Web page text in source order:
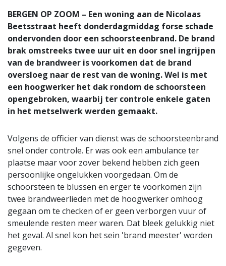
BERGEN OP ZOOM – Een woning aan de Nicolaas
Beetsstraat heeft donderdagmiddag forse schade
ondervonden door een schoorsteenbrand. De brand
brak omstreeks twee uur uit en door snel ingrijpen
van de brandweer is voorkomen dat de brand
oversloeg naar de rest van de woning. Wel is met
een hoogwerker het dak rondom de schoorsteen
opengebroken, waarbij ter controle enkele gaten
in het metselwerk werden gemaakt.
Volgens de officier van dienst was de schoorsteenbrand
snel onder controle. Er was ook een ambulance ter
plaatse maar voor zover bekend hebben zich geen
persoonlijke ongelukken voorgedaan. Om de
schoorsteen te blussen en erger te voorkomen zijn
twee brandweerlieden met de hoogwerker omhoog
gegaan om te checken of er geen verborgen vuur of
smeulende resten meer waren. Dat bleek gelukkig niet
het geval. Al snel kon het sein 'brand meester' worden
gegeven.